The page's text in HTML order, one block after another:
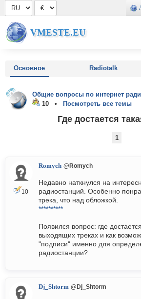
VMESTE.EU
Основное Radiotalk
Общие вопросы по интернет
10 •
Посмотреть все темы
Где достается
1
10
Romych @Romych
Недавно наткнулся на
радиостанций. Особенно
трека, что над обложкой.
**********
Появился вопрос: где
выходящих треках и как
"подписи" именно для
радиостанции?
Dj_Shtorm @Dj_Shtorm